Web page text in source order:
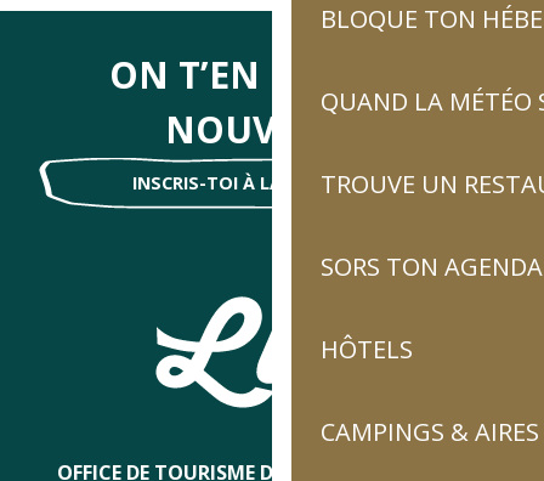
BLOQUE TON
QUAND LA MÉTÉO
TROUVE UN
SORS TON AGENDA
HÔTELS
CAMPINGS &
ON T’EN DIRA DES
NOUVELLES
INSCRIS-TOI À LA NEWSLETTER !
OFFICE DE TOURISME DE LUZ-SAINT-SAUVEUR